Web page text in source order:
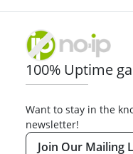
100% Uptime
Want to stay in the
newsletter!
Join Our Mailing